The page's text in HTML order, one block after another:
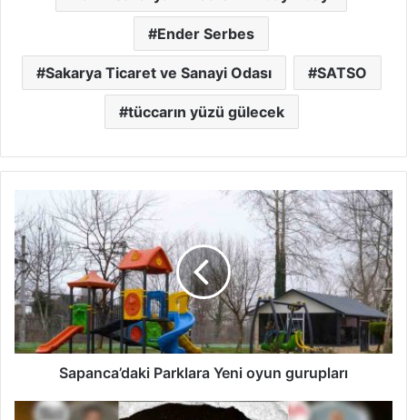
Ender Serbes
Sakarya Ticaret ve Sanayi Odası SATSO
tüccarın yüzü gülecek
Sapanca’daki
Parklara
Yeni
oyun
gurupları
Sapanca’daki Parklara Yeni oyun gurupları
SAÜ’de